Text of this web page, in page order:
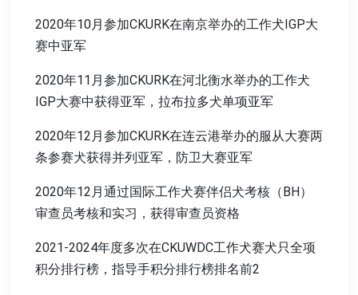
2020年10月参加CKURK在南京举办的工作犬IGP大
赛中亚军
2020年11月参加CKURK在河北衡水举办的工作犬
IGP大赛中获得亚军，拉布拉多犬单项亚军
2020年12月参加CKURK在连云港举办的服从大赛两
条参赛犬获得并列亚军，防卫大赛亚军
2020年12月通过国际工作犬赛伴侣犬考核（BH）
审查员考核和实习，获得审查员资格
2021-2024年度多次在CKUWDC工作犬赛犬只全项
积分排行榜，指导手积分排行榜排名前2